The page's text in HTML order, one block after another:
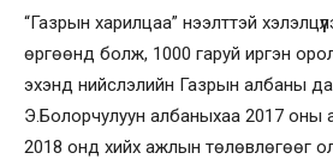
“Газрын харилцаа” нээлттэй
өргөөнд болж, 1000 гаруй иргэн
эхэнд нийслэлийн Газрын албаны
Э.Болорчулуун албаныхаа 2017 оны
2018 онд хийх ажлын төлөвлөгөөг